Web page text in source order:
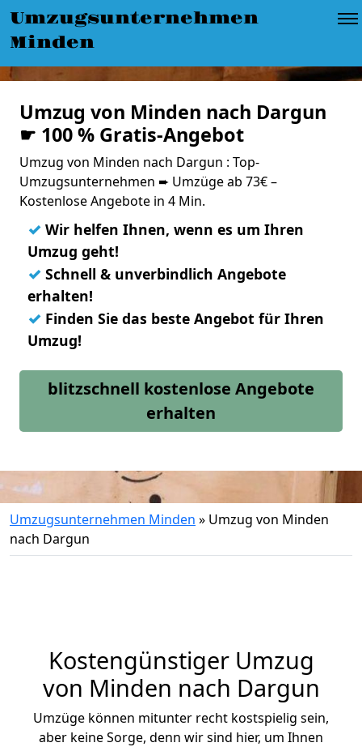
Umzugsunternehmen
Minden
Umzug von Minden nach Dargun
☛ 100 % Gratis-Angebot
Umzug von Minden nach Dargun : Top-
Umzugsunternehmen ➨ Umzüge ab 73€ –
Kostenlose Angebote in 4 Min.
✓ Wir helfen Ihnen, wenn es um Ihren
Umzug geht!
✓ Schnell & unverbindlich Angebote
erhalten!
✓ Finden Sie das beste Angebot für Ihren
Umzug!
blitzschnell kostenlose Angebote
erhalten
Umzugsunternehmen Minden » Umzug von Minden
nach Dargun
Kostengünstiger Umzug
von Minden nach Dargun
Umzüge können mitunter recht kostspielig sein,
aber keine Sorge, denn wir sind hier, um Ihnen